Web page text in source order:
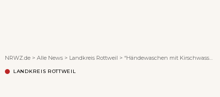
NRWZ.de > Alle News > Landkreis Rottweil > “Händewaschen mit Kirschwasser? Zu wenig Alkohol”
LANDKREIS ROTTWEIL